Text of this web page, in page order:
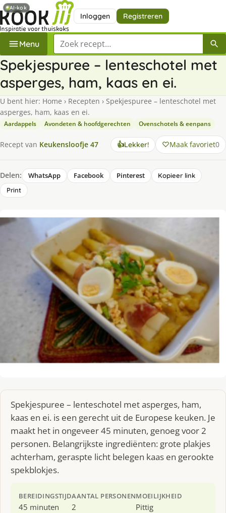
Inloggen Registreren
Menu Zoek een recept
Spekjespuree – lenteschotel met
asperges, ham, kaas en ei.
U bent hier: Home › Recepten › Spekjespuree – lenteschotel met
asperges, ham, kaas en ei.
Aardappels Avondeten & hoofdgerechten Ovenschotels & eenpans
Recept van Keukensloofje 47 👍Lekker! Maak favoriet0
Delen: WhatsApp Facebook Pinterest
Kopieer link
Print
Spekjespuree – lenteschotel met asperges, ham,
kaas en ei. is een gerecht uit de Europese keuken. Je
maakt het in ongeveer 45 minuten, genoeg voor 2
personen. Belangrijkste ingrediënten: grote plakjes
achterham, geraspte licht belegen kaas en gerookte
spekblokjes.
BEREIDINGSTIJD
45 minuten
AANTAL PERSONEN
2
MOEILIJKHEID
Pittig
AI-kok